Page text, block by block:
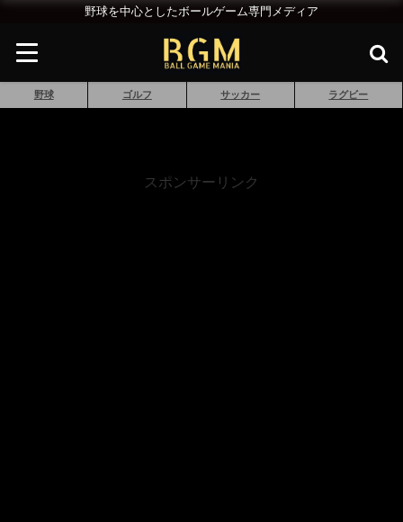
野球を中心としたボールゲーム専門メディア
野球 ゴルフ サッカー ラグビー
スポンサーリンク